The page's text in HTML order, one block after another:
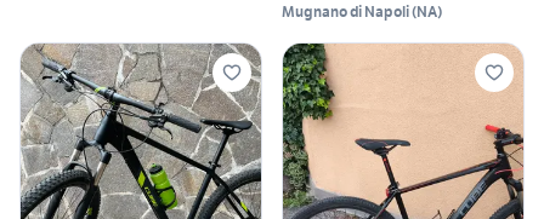
Mugnano di Napoli(NA)